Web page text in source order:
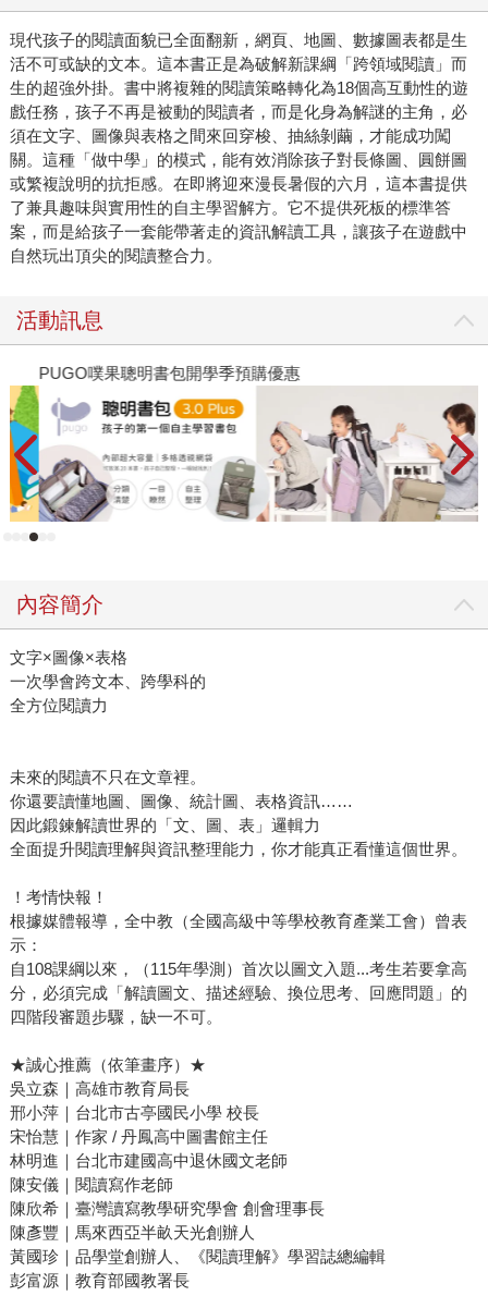
現代孩子的閱讀面貌已全面翻新，網頁、地圖、數據圖表都是生
活不可或缺的文本。這本書正是為破解新課綱「跨領域閱讀」而
生的超強外掛。書中將複雜的閱讀策略轉化為18個高互動性的遊
戲任務，孩子不再是被動的閱讀者，而是化身為解謎的主角，必
須在文字、圖像與表格之間來回穿梭、抽絲剝繭，才能成功闖
關。這種「做中學」的模式，能有效消除孩子對長條圖、圓餅圖
或繁複說明的抗拒感。在即將迎來漫長暑假的六月，這本書提供
了兼具趣味與實用性的自主學習解方。它不提供死板的標準答
案，而是給孩子一套能帶著走的資訊解讀工具，讓孩子在遊戲中
自然玩出頂尖的閱讀整合力。
活動訊息
PUGO噗果聰明書包開學季預購優惠
內容簡介
文字×圖像×表格
一次學會跨文本、跨學科的
全方位閱讀力
未來的閱讀不只在文章裡。
你還要讀懂地圖、圖像、統計圖、表格資訊……
因此鍛鍊解讀世界的「文、圖、表」邏輯力
全面提升閱讀理解與資訊整理能力，你才能真正看懂這個世界。
！考情快報！
根據媒體報導，全中教（全國高級中等學校教育產業工會）曾表
示：
自108課綱以來，（115年學測）首次以圖文入題...考生若要拿高
分，必須完成「解讀圖文、描述經驗、換位思考、回應問題」的
四階段審題步驟，缺一不可。
★誠心推薦（依筆畫序）★
吳立森｜高雄市教育局長
邢小萍｜台北市古亭國民小學 校長
宋怡慧｜作家 / 丹鳳高中圖書館主任
林明進｜台北市建國高中退休國文老師
陳安儀｜閱讀寫作老師
陳欣希｜臺灣讀寫教學研究學會 創會理事長
陳彥豐｜馬來西亞半畝天光創辦人
黃國珍｜品學堂創辦人、《閱讀理解》學習誌總編輯
彭富源｜教育部國教署長